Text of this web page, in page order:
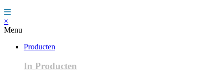
×
Menu
Producten
In Producten